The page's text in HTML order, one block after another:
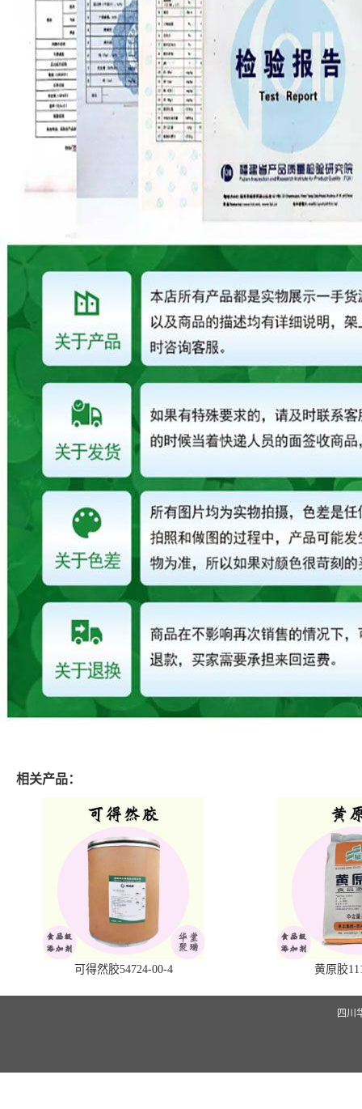
相关产品：
可得然胶54724-00-4 黄原胶
四川